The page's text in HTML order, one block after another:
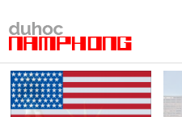
TRANG CHỦ
QUỐC GIA